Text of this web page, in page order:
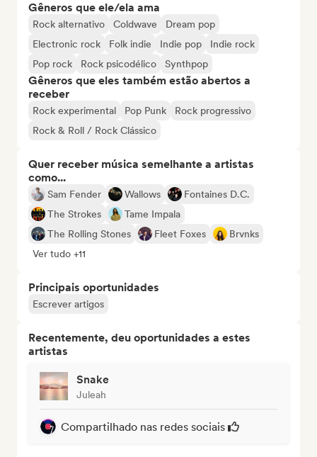
Gêneros que ele/ela ama
Rock alternativo Coldwave
Dream pop
Electronic rock
Folk indie Indie pop
Indie rock
Pop rock
Rock psicodélico Synthpop
Gêneros que eles também estão abertos a
receber
Rock experimental Pop Punk
Rock progressivo
Rock & Roll / Rock Clássico
Quer receber música semelhante a artistas
como...
Sam Fender Wallows
Fontaines D.C.
The Strokes
Tame Impala
The Rolling Stones
Fleet Foxes
Brvnks
Ver tudo +11
Principais oportunidades
Escrever artigos
Recentemente, deu oportunidades a estes
artistas
Snake
Juleah
Compartilhado nas redes sociais